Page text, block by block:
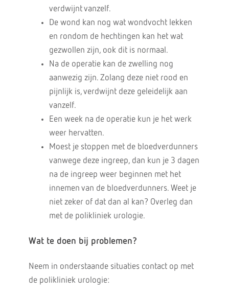
verdwijnt vanzelf.
De wond kan nog wat wondvocht lekken
en rondom de hechtingen kan het wat
gezwollen zijn, ook dit is normaal.
Na de operatie kan de zwelling nog
aanwezig zijn. Zolang deze niet rood en
pijnlijk is, verdwijnt deze geleidelijk aan
vanzelf.
Een week na de operatie kun je het werk
weer hervatten.
Moest je stoppen met de bloedverdunners
vanwege deze ingreep, dan kun je 3 dagen
na de ingreep weer beginnen met het
innemen van de bloedverdunners. Weet je
niet zeker of dat dan al kan? Overleg dan
met de polikliniek urologie.
Wat te doen bij problemen?
Neem in onderstaande situaties contact op met
de polikliniek urologie: